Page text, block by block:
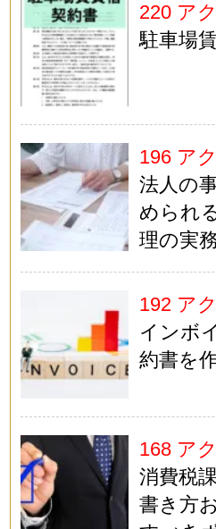
220 ア
駐車場
196 ア
法人の
められ
理の実
192 ア
インボ
約書を
168 ア
消費税
書き方